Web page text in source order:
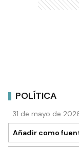
POLÍTICA
31 de mayo de
Añadir como